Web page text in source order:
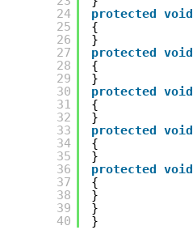
24
25
26
27
28
29
30
31
32
33
34
35
36
37
38
39
40
protected void
{
}
protected void
{
}
protected void
{
}
protected void
{
}
protected void
{
}
}
}